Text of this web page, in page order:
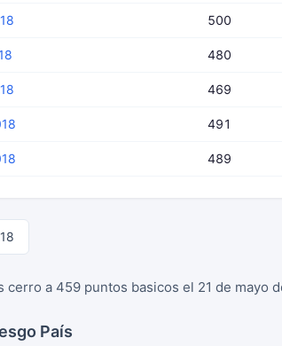
500
480
469
491
489
cerro a 459 puntos basicos el 21 de mayo
País